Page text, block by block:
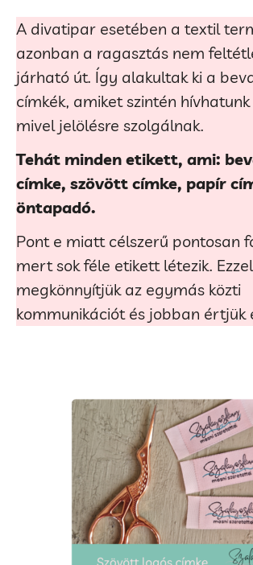
A divatipar esetében a textil
azonban a ragasztás nem
járható út. Így alakultak ki a
címkék, amiket szintén
mivel jelölésre szolgálnak.
Tehát minden etikett, ami:
címke, szövött címke, papír
öntapadó.
Pont e miatt célszerű pontosan
mert sok féle etikett létezik. Ezzel
megkönnyítjük az egymás közti
kommunikációt és jobban értjük